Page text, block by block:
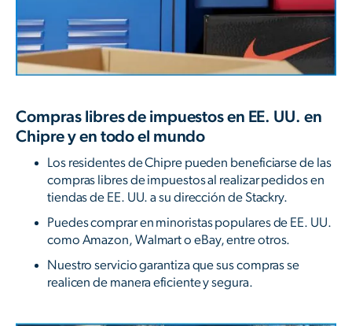
Compras libres de impuestos en EE. UU. en
Chipre y en todo el mundo
Los residentes de Chipre pueden beneficiarse de las
compras libres de impuestos al realizar pedidos en
tiendas de EE. UU. a su dirección de Stackry.
Puedes comprar en minoristas populares de EE. UU.
como Amazon, Walmart o eBay, entre otros.
Nuestro servicio garantiza que sus compras se
realicen de manera eficiente y segura.